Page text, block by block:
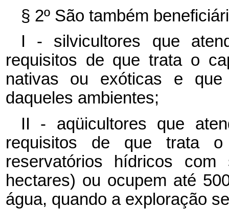
§ 2º São também
I - silvicultores que
requisitos de que trata o
nativas ou exóticas e que
daqueles ambientes;
II - aqüicultores que
requisitos de que trata
reservatórios hídricos
hectares) ou ocupem até
água, quando a exploração